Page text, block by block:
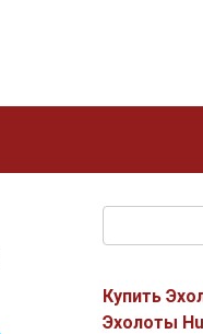
Купить
Эхолоты